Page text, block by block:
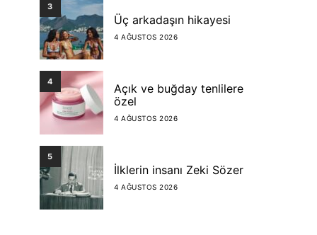
3
Üç arkadaşın hikayesi
4 AĞUSTOS 2026
4
Açık ve buğday tenlilere
özel
4 AĞUSTOS 2026
5
İlklerin insanı Zeki Sözer
4 AĞUSTOS 2026